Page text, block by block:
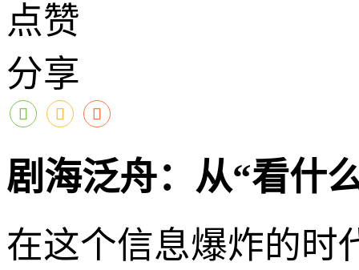
点赞
分享
剧海泛舟：从“看什
在这个信息爆炸的时